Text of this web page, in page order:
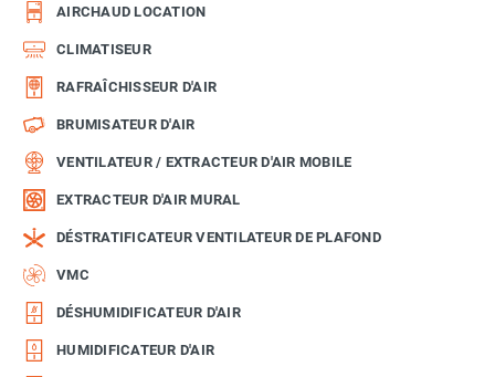
AIRCHAUD LOCATION
CLIMATISEUR
RAFRAÎCHISSEUR D'AIR
BRUMISATEUR D'AIR
VENTILATEUR / EXTRACTEUR D'AIR MOBILE
EXTRACTEUR D'AIR MURAL
DÉSTRATIFICATEUR VENTILATEUR DE PLAFOND
VMC
DÉSHUMIDIFICATEUR D'AIR
HUMIDIFICATEUR D'AIR